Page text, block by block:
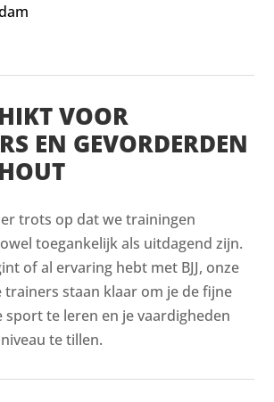
VOOR
EN GEVORDERDEN
er trots op dat we trainingen
toegankelijk als uitdagend zijn.
of al ervaring hebt met BJJ, onze
trainers staan klaar om je de fijne
sport te leren en je vaardigheden
te tillen.